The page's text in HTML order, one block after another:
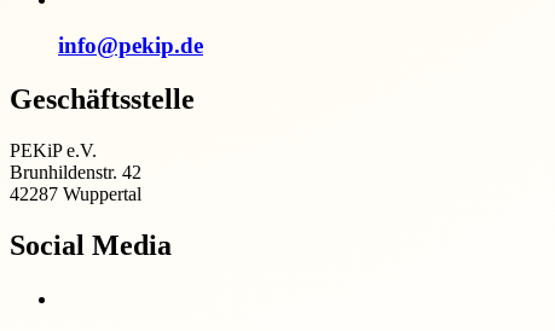
info@pekip.de
Geschäftsstelle
PEKiP e.V.
Brunhildenstr. 42
42287 Wuppertal
Social Media